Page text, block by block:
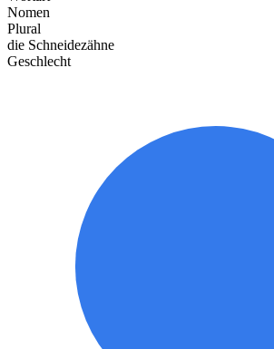
Nomen
Plural
die Schneidezähne
Geschlecht